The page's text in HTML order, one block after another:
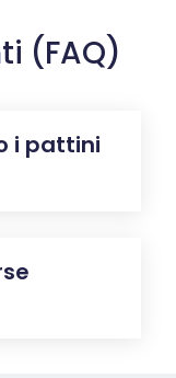
(FAQ)
i pattini